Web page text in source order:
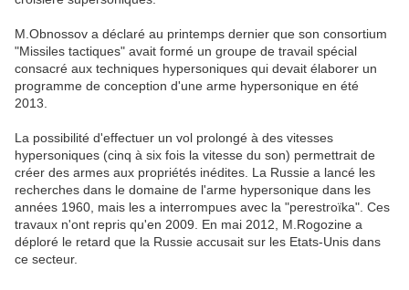
M.Obnossov a déclaré au printemps dernier que son consortium
"Missiles tactiques" avait formé un groupe de travail spécial
consacré aux techniques hypersoniques qui devait élaborer un
programme de conception d'une arme hypersonique en été
2013.
La possibilité d'effectuer un vol prolongé à des vitesses
hypersoniques (cinq à six fois la vitesse du son) permettrait de
créer des armes aux propriétés inédites. La Russie a lancé les
recherches dans le domaine de l'arme hypersonique dans les
années 1960, mais les a interrompues avec la "perestroïka". Ces
travaux n'ont repris qu'en 2009. En mai 2012, M.Rogozine a
déploré le retard que la Russie accusait sur les Etats-Unis dans
ce secteur.